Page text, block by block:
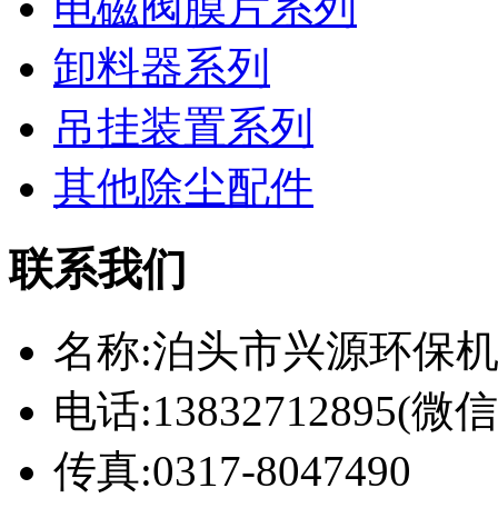
卸料器系列
吊挂装置系列
其他除尘配件
联系我们
名称:泊头市兴源环保
电话:13832712895(微
传真:0317-8047490